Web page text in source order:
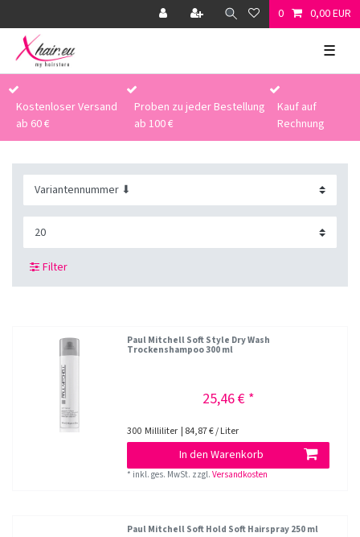
0 0,00 EUR
☰
Kostenloser Versand
ab 60 €
Proben zu jeder Bestellung
ab 100 €
Kauf auf
Rechnung
Filter
Paul Mitchell Soft Style Dry Wash
Trockenshampoo 300 ml
25,46 € *
300 Milliliter | 84,87 € / Liter
In den Warenkorb
* inkl. ges. MwSt. zzgl.Versandkosten
Paul Mitchell Soft Hold Soft Hairspray 250 ml